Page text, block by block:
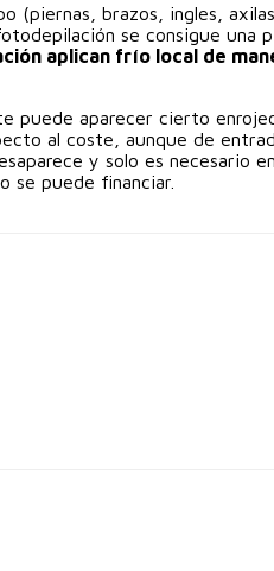
brazos, ingles,
se consigue una
aplican frío local de
aparecer cierto
al coste, aunque de
y solo es necesario
se puede financiar.